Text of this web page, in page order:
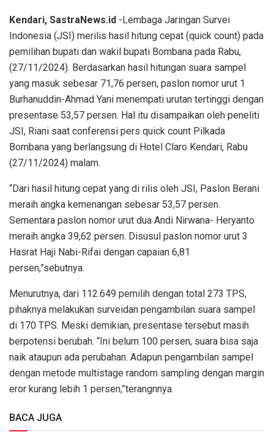
Kendari, SastraNews.id -Lembaga Jaringan Survei
Indonesia (JSI) merilis hasil hitung cepat (quick count) pada
pemilihan bupati dan wakil bupati Bombana pada Rabu,
(27/11/2024). Berdasarkan hasil hitungan suara sampel
yang masuk sebesar 71,76 persen, paslon nomor urut 1
Burhanuddin-Ahmad Yani menempati urutan tertinggi dengan
presentase 53,57 persen. Hal itu disampaikan oleh peneliti
JSI, Riani saat conferensi pers quick count Pilkada
Bombana yang berlangsung di Hotel Claro Kendari, Rabu
(27/11/2024) malam.
“Dari hasil hitung cepat yang di rilis oleh JSI, Paslon Berani
meraih angka kemenangan sebesar 53,57 persen.
Sementara paslon nomor urut dua Andi Nirwana- Heryanto
meraih angka 39,62 persen. Disusul paslon nomor urut 3
Hasrat Haji Nabi-Rifai dengan capaian 6,81
persen,”sebutnya.
Menurutnya, dari 112.649 pemilih dengan total 273 TPS,
pihaknya melakukan surveidan pengambilan suara sampel
di 170 TPS. Meski demikian, presentase tersebut masih
berpotensi berubah. “Ini belum 100 persen, suara bisa saja
naik ataupun ada perubahan. Adapun pengambilan sampel
dengan metode multistage random sampling dengan margin
eror kurang lebih 1 persen,”terangnnya.
BACA JUGA